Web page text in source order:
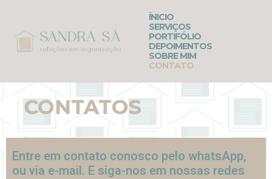
ÍNICIO
SERVIÇOS
PORTIFÓLIO
DEPOIMENTOS
SOBRE MIM
CONTATO
CONTATOS
Entre em contato conosco pelo whatsApp,
ou via e-mail. E siga-nos em nossas redes